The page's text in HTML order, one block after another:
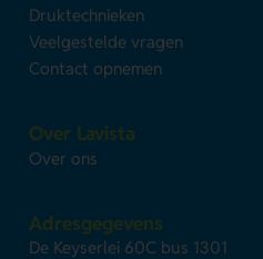
Druktechnieken
Veelgestelde vragen
Contact opnemen
Over Lavista
Over ons
Adresgegevens
De Keyserlei 60C bus 1301